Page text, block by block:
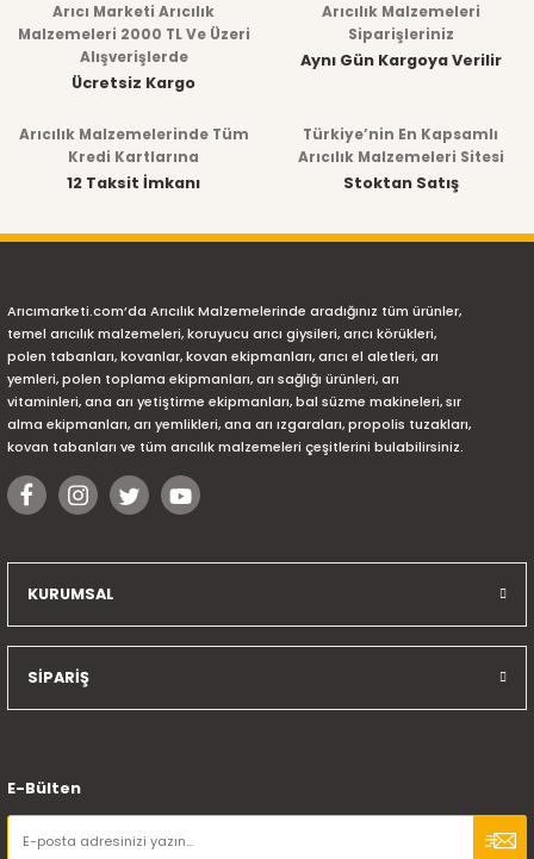
Arıcı Marketi Arıcılık
Malzemeleri 2000 TL Ve Üzeri
Alışverişlerde
Ücretsiz Kargo
Arıcılık Malzemeleri
Siparişleriniz
Aynı Gün Kargoya Verilir
Arıcılık Malzemelerinde Tüm
Kredi Kartlarına
12 Taksit İmkanı
Türkiye’nin En Kapsamlı
Arıcılık Malzemeleri Sitesi
Stoktan Satış
Arıcımarketi.com’da Arıcılık Malzemelerinde aradığınız tüm ürünler,
temel arıcılık malzemeleri, koruyucu arıcı giysileri, arıcı körükleri,
polen tabanları, kovanlar, kovan ekipmanları, arıcı el aletleri, arı
yemleri, polen toplama ekipmanları, arı sağlığı ürünleri, arı
vitaminleri, ana arı yetiştirme ekipmanları, bal süzme makineleri, sır
alma ekipmanları, arı yemlikleri, ana arı ızgaraları, propolis tuzakları,
kovan tabanları ve tüm arıcılık malzemeleri çeşitlerini bulabilirsiniz.
KURUMSAL
SİPARİŞ
E-Bülten